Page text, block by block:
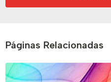
Páginas Relacionadas